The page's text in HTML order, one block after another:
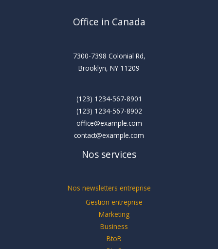
Office in Canada
7300-7398 Colonial Rd,
Brooklyn, NY 11209
(123) 1234-567-8901
(123) 1234-567-8902
office@example.com
contact@example.com
Nos services
Nos newsletters entreprise
Gestion entreprise
Marketing
Business
BtoB